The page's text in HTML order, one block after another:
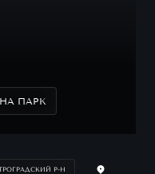
ПАРК
Р-Н